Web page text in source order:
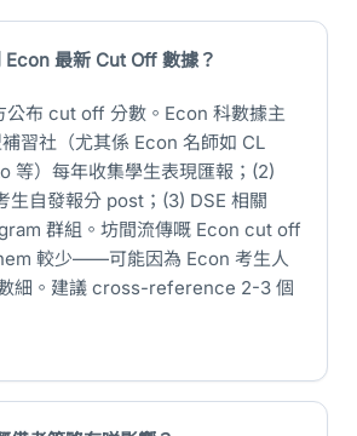
Econ 最新 Cut Off 數據？
公布 cut off 分數。Econ 科數據主
習社（尤其係 Econ 名師如 CL
等）每年收集學生表現匯報；(2)
生自發報分 post；(3) DSE 相關
群組。坊間流傳嘅 Econ cut off
較少——可能因為 Econ 考生人
細。建議 cross-reference 2-3 個